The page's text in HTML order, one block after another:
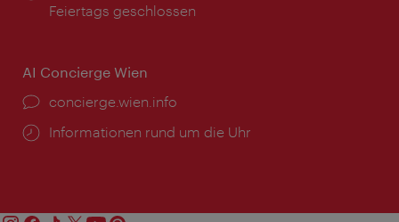
Feiertags geschlossen
AI Concierge Wien
Ort:
concierge.wien.info
Öffnungszeiten:
Informationen rund um die Uhr